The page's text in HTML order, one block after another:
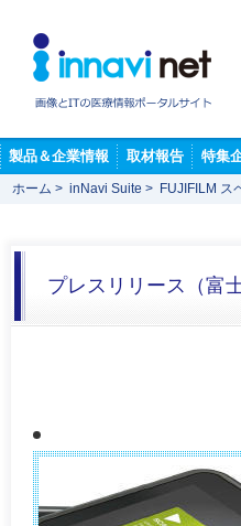
製品＆企業情報 取材報告 特集
ホーム > inNavi Suite > FUJIFILM ス
プレスリリース（富